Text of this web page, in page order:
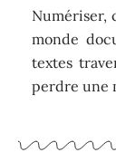
Numériser,
monde
textes
perdre une